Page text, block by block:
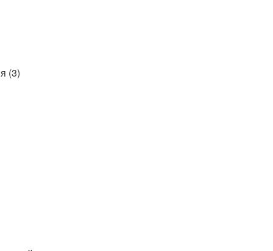
(3)